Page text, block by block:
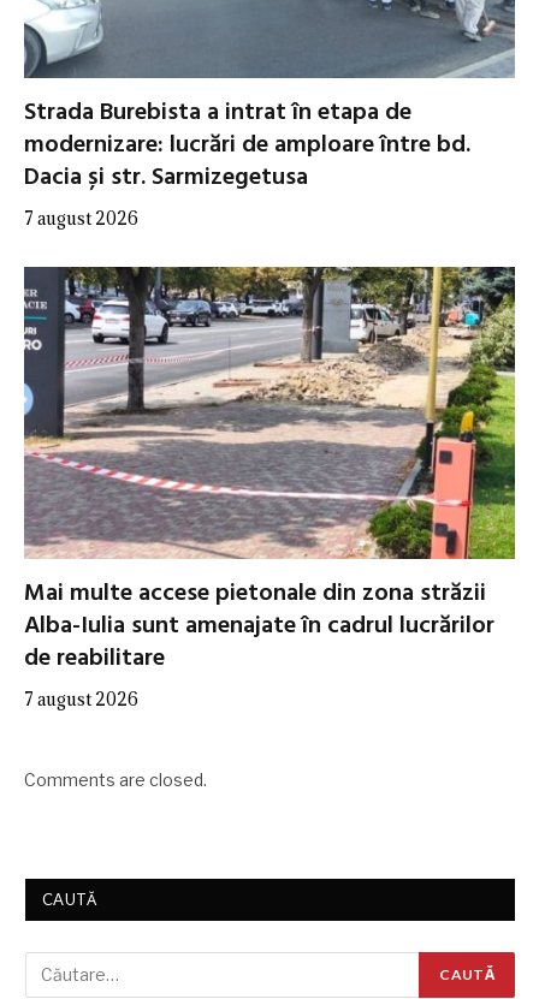
Strada Burebista a intrat în etapa de
modernizare: lucrări de amploare între bd.
Dacia și str. Sarmizegetusa
7 august 2026
Mai multe accese pietonale din zona străzii
Alba-Iulia sunt amenajate în cadrul lucrărilor
de reabilitare
7 august 2026
Comments are closed.
CAUTĂ